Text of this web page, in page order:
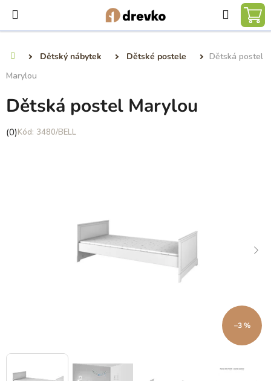
obsah
Hledat
Dětský nábytek Dětské postele
Dětská postel
Marylou
Dětská postel Marylou
Průměrné
(0) 3480/BELL
–3 %